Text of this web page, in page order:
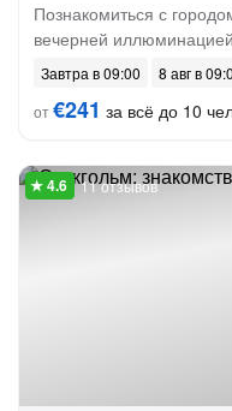
Познакомиться с
вечерней иллюминацией
Завтра в 09:00
8 авг в
от€241 за всё до 10
11 отзывов